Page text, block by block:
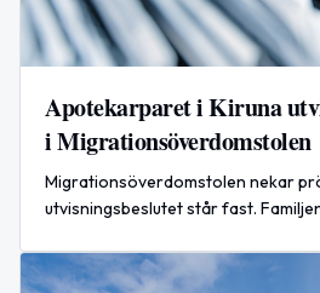
Apotekarparet i Kiruna
i Migrationsöverdomstolen
Migrationsöverdomstolen nekar
utvisningsbeslutet står fast.